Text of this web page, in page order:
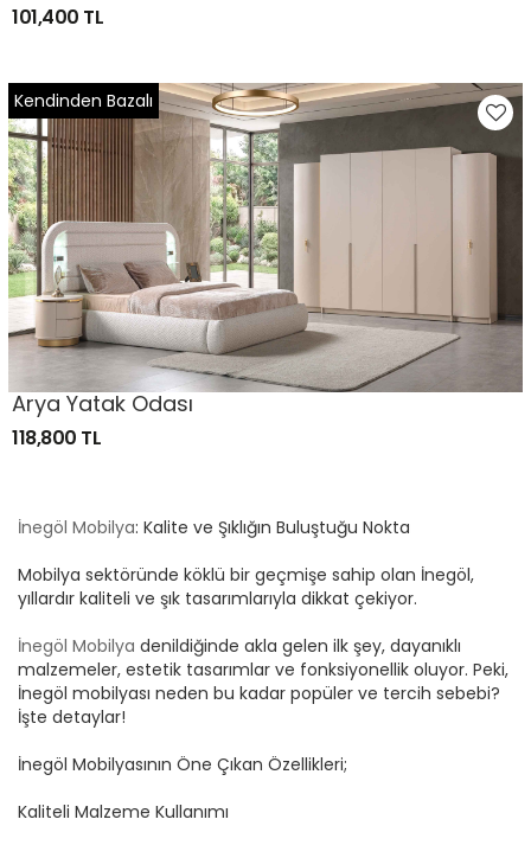
101,400 TL
Kendinden Bazalı
Arya Yatak Odası
118,800 TL
İnegöl Mobilya: Kalite ve Şıklığın Buluştuğu Nokta
Mobilya sektöründe köklü bir geçmişe sahip olan İnegöl,
yıllardır kaliteli ve şık tasarımlarıyla dikkat çekiyor.
İnegöl Mobilya denildiğinde akla gelen ilk şey, dayanıklı
malzemeler, estetik tasarımlar ve fonksiyonellik oluyor. Peki,
İnegöl mobilyası neden bu kadar popüler ve tercih sebebi?
İşte detaylar!
İnegöl Mobilyasının Öne Çıkan Özellikleri;
Kaliteli Malzeme Kullanımı